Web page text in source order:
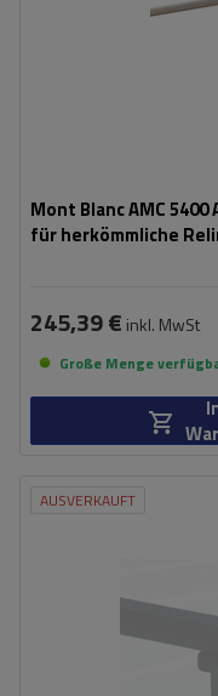
Mont Blanc AMC
für herkömmliche
245,39 € inkl. MwSt
Große Menge
AUSVERKAUFT